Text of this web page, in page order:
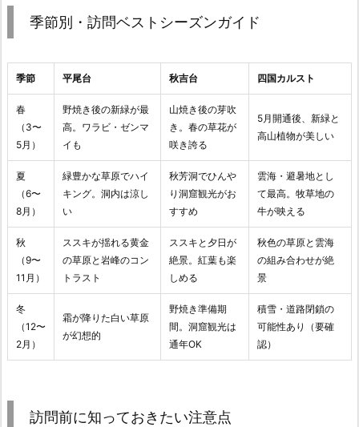
季節別・訪問ベストシーズンガイド
季節 平尾台 秋吉台 四国カルスト
春
（3〜
5月）
野焼き後の新緑が最
高。ワラビ・ゼンマ
イも
山焼き後の芽吹
き。春の草花が
咲き誇る
5月開通後、新緑と
高山植物が美しい
夏
（6〜
8月）
緑豊かな草原でハイ
キング。洞内は涼し
い
秋芳洞でひんや
り洞窟観光がお
すすめ
雲海・避暑地とし
て最高。牧草地の
牛が映える
秋
（9〜
11月）
ススキが揺れる黄金
の草原と岩峰のコン
トラスト
ススキと夕日が
絶景。紅葉も楽
しめる
秋色の草原と雲海
の組み合わせが絶
景
冬
（12〜
2月）
霜が降りた白い草原
が幻想的
野焼き準備期
間。洞窟観光は
通年OK
積雪・道路閉鎖の
可能性あり（要確
認）
訪問前に知っておきたい注意点